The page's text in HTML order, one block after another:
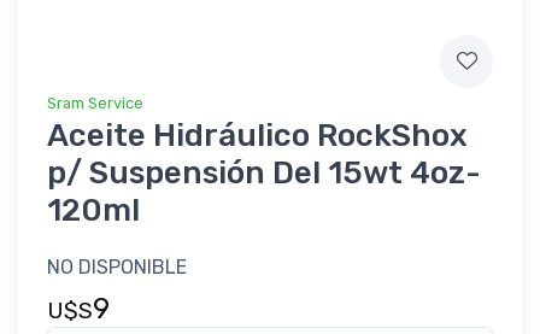
Sram Service
Aceite Hidráulico RockShox
p/ Suspensión Del 15wt 4oz-
120ml
NO DISPONIBLE
U$S9